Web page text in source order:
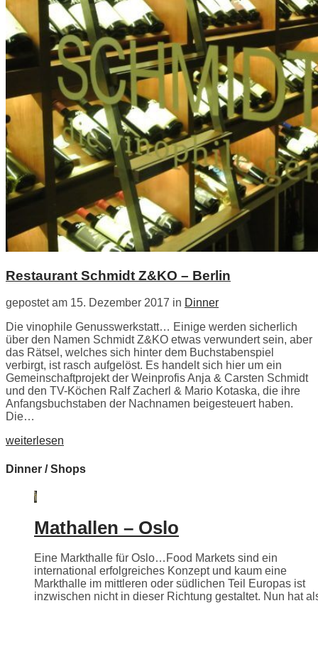
Restaurant Schmidt Z&KO – Berlin
gepostet am 15. Dezember 2017 in Dinner
Die vinophile Genusswerkstatt… Einige werden sicherlich
über den Namen Schmidt Z&KO etwas verwundert sein, aber
das Rätsel, welches sich hinter dem Buchstabenspiel
verbirgt, ist rasch aufgelöst. Es handelt sich hier um ein
Gemeinschaftprojekt der Weinprofis Anja & Carsten Schmidt
und den TV-Köchen Ralf Zacherl & Mario Kotaska, die ihre
Anfangsbuchstaben der Nachnamen beigesteuert haben.
Die…
weiterlesen
Dinner / Shops
Mathallen – Oslo
Eine Markthalle für Oslo…Food Markets sind ein
international erfolgreiches Konzept und kaum eine
Markthalle im mittleren oder südlichen Teil Europas ist
inzwischen nicht in dieser Richtung gestaltet. Nun hat